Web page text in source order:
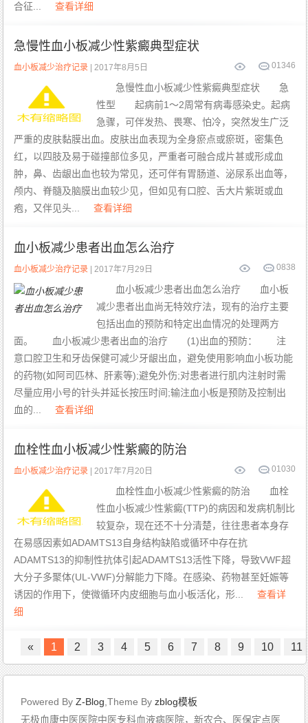
合征...
查看详细
急慢性血小板减少性紫癜典型症状
1346
0
血小板减少治疗记录 | 2017年8月5日
急慢性血小板减少性紫癜典型症状 急
性型 起病前1～2周常有病毒感染史。起病
急骤，可伴发热、畏寒、怕冷，突然发生广泛
严重的皮肤黏膜出血。皮肤出血表现为全身瘀点或瘀斑，密集色
红，以四肢及易于碰撞部位多见，严重者可融合成片甚或形成血
肿，鼻、齿龈出血也较为常见，还可伴有胃肠道、泌尿系出血等，
颅内、脊髓及脑膜出血较少见，但如见有口腔、舌大片紫斑或血
疱，又伴见头...
查看详细
血小板减少患者出血怎么治疗
838
0
血小板减少治疗记录 | 2017年7月29日
血小板减少患者出血怎么治疗 血小板
减少患者出血尚无特效疗法，现有的治疗主要
包括出血的预防和特定出血情况的处理两方
面。 血小板减少患者出血的治疗 (1)出血的预防： 注
意口腔卫生和牙齿保健可减少牙龈出血，避免使用影响血小板功能
的药物(如阿司匹林、肝素等);避免外伤;对患者进行肌内注射时需
尽量应用小号的针头并延长按压时间;输注血小板是预防及控制出
血的...
查看详细
血栓性血小板减少性紫癜的防治
1030
0
血小板减少治疗记录 | 2017年7月20日
血栓性血小板减少性紫癜的防治 血栓
性血小板减少性紫癜(TTP)的病因和发病机制比
较复杂，现在还不十分清楚，往往患者本身存
在易感因素如ADAMTS13自身结构缺陷或循环中存在抗
ADAMTS13的抑制性抗体引起ADAMTS13活性下降，导致VWF超
大分子多聚体(UL-VWF)分解能力下降。在感染、药物甚至妊娠等
诱因的作用下，使微循环内皮细胞与血小板活化，形...
查看详
细
« 1 2 3 4 5 6 7 8 9 10 11
Powered ByZ-Blog ,Theme Byzblog模板
无极血康中医医院中医专科血液病医院，新农合、医保定点医